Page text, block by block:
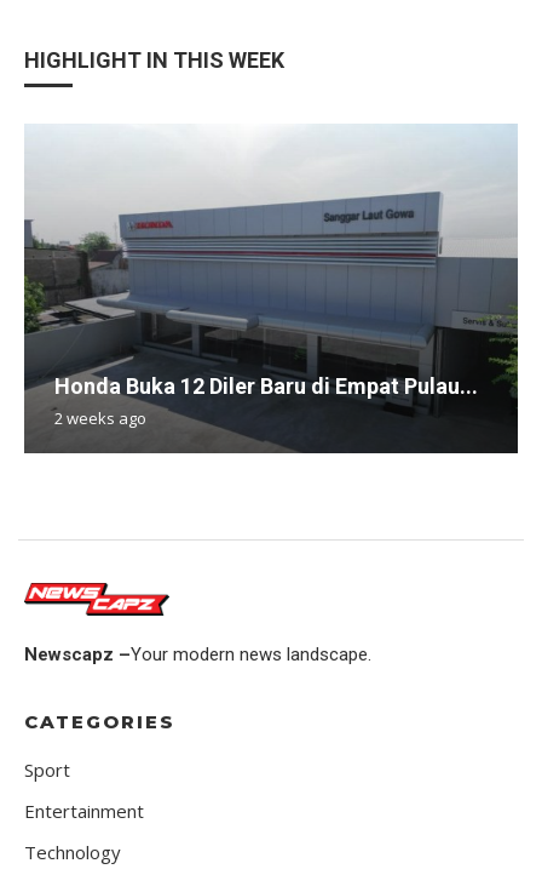
HIGHLIGHT IN THIS WEEK
Honda Buka 12 Diler Baru di Empat Pulau...
2 weeks ago
Newscapz –Your modern news landscape.
CATEGORIES
Sport
Entertainment
Technology